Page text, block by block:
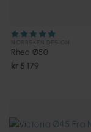
Rhea Ø50
kr 5 179